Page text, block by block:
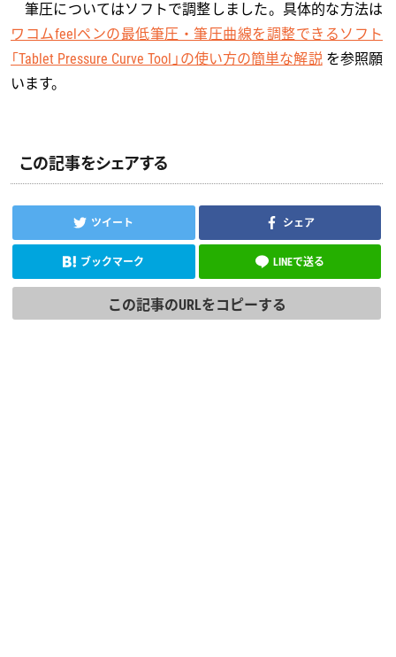
筆圧についてはソフトで調整しました。具体的な方法は
ワコムfeelペンの最低筆圧・筆圧曲線を調整できるソフト
「Tablet Pressure Curve Tool」の使い方の簡単な解説を参照願
います。
この記事をシェアする
ツイート シェア
ブックマーク LINEで送る
この記事のURLをコピーする